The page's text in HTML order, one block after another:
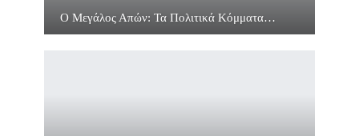
Ο Μεγάλος Απών: Τα Πολιτικά Κόμματα…